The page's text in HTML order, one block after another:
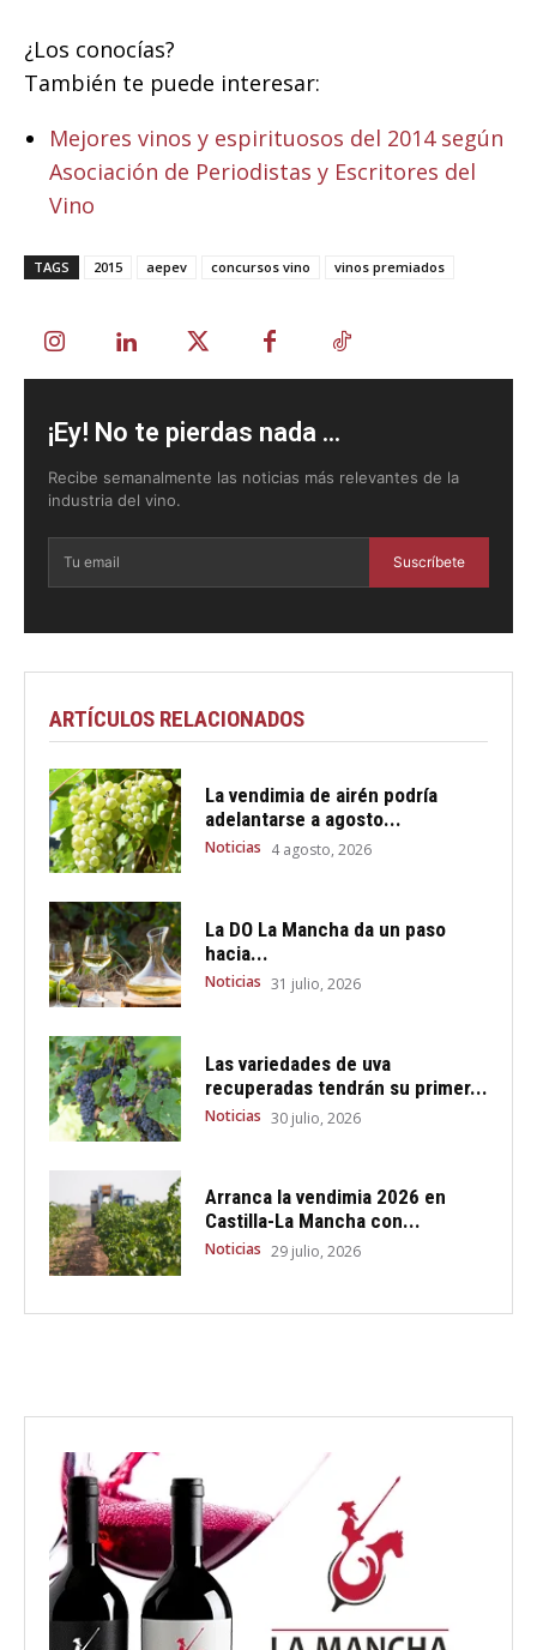
¿Los conocías?
También te puede interesar:
Mejores vinos y espirituosos del 2014 según
Asociación de Periodistas y Escritores del
Vino
TAGS 2015 aepev concursos vino vinos premiados
¡Ey! No te pierdas nada ...
Recibe semanalmente las noticias más relevantes de la
industria del vino.
Suscríbete
ARTÍCULOS RELACIONADOS
La vendimia de airén podría
adelantarse a agosto...
Noticias 4 agosto, 2026
La DO La Mancha da un paso
hacia...
Noticias 31 julio, 2026
Las variedades de uva
recuperadas tendrán su primer...
Noticias 30 julio, 2026
Arranca la vendimia 2026 en
Castilla-La Mancha con...
Noticias 29 julio, 2026